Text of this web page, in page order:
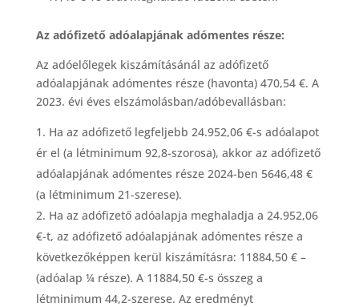
Az adófizető adóalapjának adómentes része:
Az adóelőlegek kiszámításánál az adófizető
adóalapjának adómentes része (havonta) 470,54 €. A
2023. évi éves elszámolásban/adóbevallásban:
Ha az adófizető legfeljebb 24.952,06 €-s adóalapot
ér el (a létminimum 92,8-szorosa), akkor az adófizető
adóalapjának adómentes része 2024-ben 5646,48 €
(a létminimum 21-szerese).
Ha az adófizető adóalapja meghaladja a 24.952,06
€-t, az adófizető adóalapjának adómentes része a
következőképpen kerül kiszámításra: 11884,50 € –
(adóalap ¼ része). A 11884,50 €-s összeg a
létminimum 44,2-szerese. Az eredményt